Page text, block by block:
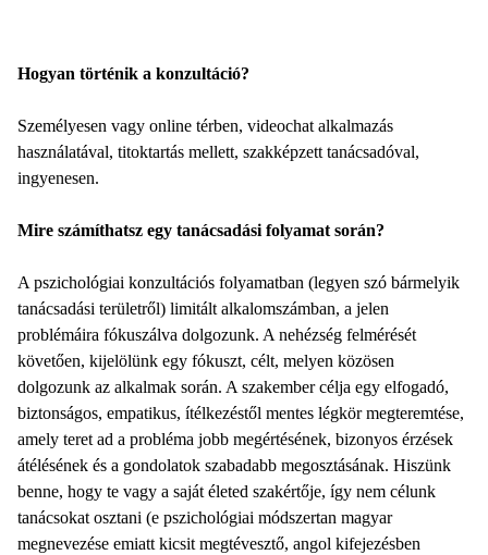
Hogyan történik a konzultáció?
Személyesen vagy online térben, videochat alkalmazás
használatával, titoktartás mellett, szakképzett tanácsadóval,
ingyenesen.
Mire számíthatsz egy tanácsadási folyamat során?
A pszichológiai konzultációs folyamatban (legyen szó bármelyik
tanácsadási területről) limitált alkalomszámban, a jelen
problémáira fókuszálva dolgozunk. A nehézség felmérését
követően, kijelölünk egy fókuszt, célt, melyen közösen
dolgozunk az alkalmak során. A szakember célja egy elfogadó,
biztonságos, empatikus, ítélkezéstől mentes légkör megteremtése,
amely teret ad a probléma jobb megértésének, bizonyos érzések
átélésének és a gondolatok szabadabb megosztásának. Hiszünk
benne, hogy te vagy a saját életed szakértője, így nem célunk
tanácsokat osztani (e pszichológiai módszertan magyar
megnevezése emiatt kicsit megtévesztő, angol kifejezésben